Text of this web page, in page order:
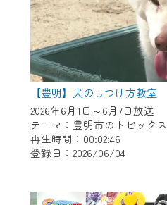
【豊明】犬のしつけ方教室
2026年6月1日～6月7日放送
テーマ：豊明市のトピックス
再生時間：00:02:46
登録日：2026/06/04